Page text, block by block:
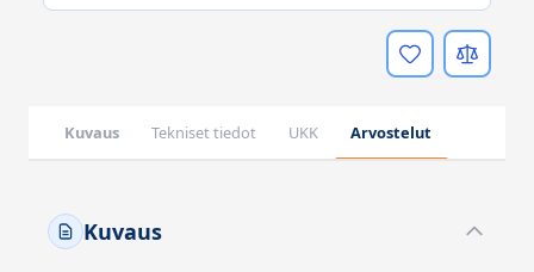
Kuvaus Tekniset tiedot UKK Arvostelut
Kuvaus